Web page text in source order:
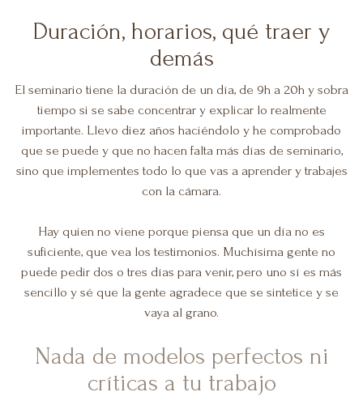
Duración, horarios, qué traer y
demás
El seminario tiene la duración de un día, de 9h a 20h y sobra
tiempo si se sabe concentrar y explicar lo realmente
importante. Llevo diez años haciéndolo y he comprobado
que se puede y que no hacen falta más días de seminario,
sino que implementes todo lo que vas a aprender y trabajes
con la cámara.
Hay quien no viene porque piensa que un día no es
suficiente, que vea los testimonios. Muchísima gente no
puede pedir dos o tres días para venir, pero uno sí es más
sencillo y sé que la gente agradece que se sintetice y se
vaya al grano.
Nada de modelos perfectos ni
críticas a tu trabajo